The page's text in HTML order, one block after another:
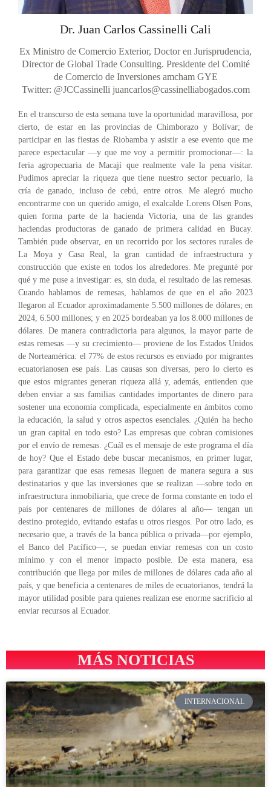
Dr. Juan Carlos Cassinelli Cali
Ex Ministro de Comercio Exterior, Doctor en Jurisprudencia,
Director de Global Trade Consulting. Presidente del Comité
de Comercio de Inversiones amcham GYE
Twitter: @JCCassinelli juancarlos@cassinelliabogados.com
En el transcurso de esta semana tuve la oportunidad maravillosa, por
cierto, de estar en las provincias de Chimborazo y Bolívar; de
participar en las fiestas de Riobamba y asistir a ese evento que me
parece espectacular —y que me voy a permitir promocionar—: la
feria agropecuaria de Macají que realmente vale la pena visitar.
Pudimos apreciar la riqueza que tiene nuestro sector pecuario, la
cría de ganado, incluso de cebú, entre otros. Me alegró mucho
encontrarme con un querido amigo, el exalcalde Lorens Olsen Pons,
quien forma parte de la hacienda Victoria, una de las grandes
haciendas productoras de ganado de primera calidad en Bucay.
También pude observar, en un recorrido por los sectores rurales de
La Moya y Casa Real, la gran cantidad de infraestructura y
construcción que existe en todos los alrededores. Me pregunté por
qué y me puse a investigar: es, sin duda, el resultado de las remesas.
Cuando hablamos de remesas, hablamos de que en el año 2023
llegaron al Ecuador aproximadamente 5.500 millones de dólares; en
2024, 6.500 millones; y en 2025 bordeaban ya los 8.000 millones de
dólares. De manera contradictoria para algunos, la mayor parte de
estas remesas —y su crecimiento— proviene de los Estados Unidos
de Norteamérica: el 77% de estos recursos es enviado por migrantes
ecuatorianosen ese país. Las causas son diversas, pero lo cierto es
que estos migrantes generan riqueza allá y, además, entienden que
deben enviar a sus familias cantidades importantes de dinero para
sostener una economía complicada, especialmente en ámbitos como
la educación, la salud y otros aspectos esenciales. ¿Quién ha hecho
un gran capital en todo esto? Las empresas que cobran comisiones
por el envío de remesas. ¿Cuál es el mensaje de este programa el día
de hoy? Que el Estado debe buscar mecanismos, en primer lugar,
para garantizar que esas remesas lleguen de manera segura a sus
destinatarios y que las inversiones que se realizan —sobre todo en
infraestructura inmobiliaria, que crece de forma constante en todo el
país por centenares de millones de dólares al año— tengan un
destino protegido, evitando estafas u otros riesgos. Por otro lado, es
necesario que, a través de la banca pública o privada—por ejemplo,
el Banco del Pacífico—, se puedan enviar remesas con un costo
mínimo y con el menor impacto posible. De esta manera, esa
contribución que llega por miles de millones de dólares cada año al
país, y que beneficia a centenares de miles de ecuatorianos, tendrá la
mayor utilidad posible para quienes realizan ese enorme sacrificio al
enviar recursos al Ecuador.
MÁS NOTICIAS
INTERNACIONAL